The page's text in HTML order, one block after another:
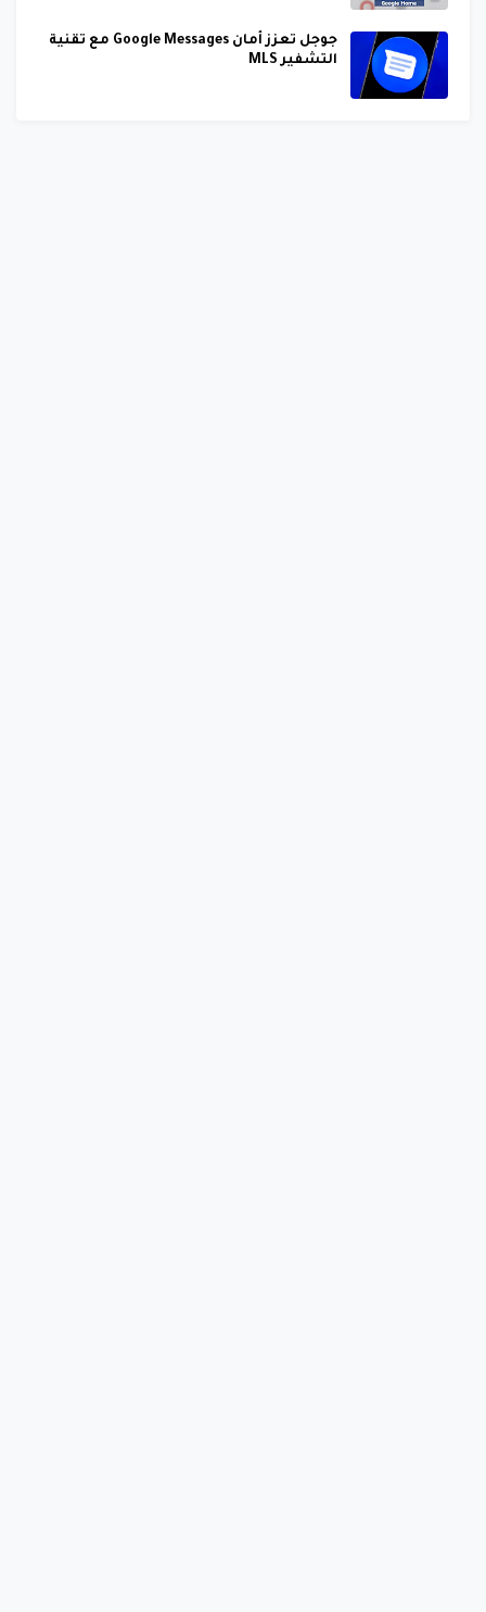
جوجل تعزز أمان Google Messages مع تقنية
التشفير MLS